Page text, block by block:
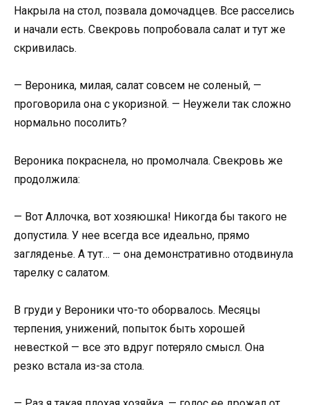
Накрыла на стол, позвала домочадцев. Все расселись
и начали есть. Свекровь попробовала салат и тут же
скривилась.
— Вероника, милая, салат совсем не соленый, —
проговорила она с укоризной. — Неужели так сложно
нормально посолить?
Вероника покраснела, но промолчала. Свекровь же
продолжила:
— Вот Аллочка, вот хозяюшка! Никогда бы такого не
допустила. У нее всегда все идеально, прямо
загляденье. А тут… — она демонстративно отодвинула
тарелку с салатом.
В груди у Вероники что-то оборвалось. Месяцы
терпения, унижений, попыток быть хорошей
невесткой — все это вдруг потеряло смысл. Она
резко встала из-за стола.